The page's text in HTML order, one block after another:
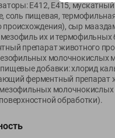
вас О
Е412, E415,
соль пищевая,
происхождения), сыр
их и термофильных
препарат животного
добавки: хлорид
ферментный препарат
молочнокислых
обработки).